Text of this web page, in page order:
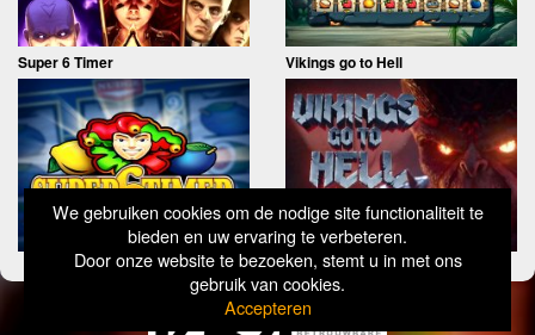
We gebruiken cookies om de nodige site functionaliteit te
bieden en uw ervaring te verbeteren.
Door onze website te bezoeken, stemt u in met ons
gebruik van cookies.
Accepteren
Super 6 Timer Vikings go to Hell